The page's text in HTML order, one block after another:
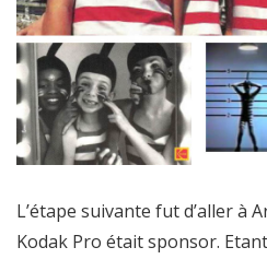
L’étape suivante fut d’aller à
Kodak Pro était sponsor.